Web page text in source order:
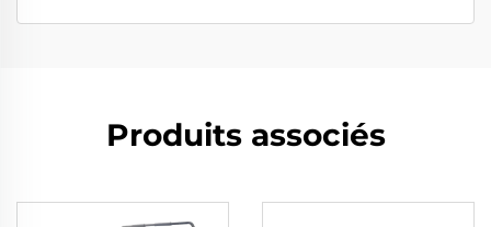
Produits associés